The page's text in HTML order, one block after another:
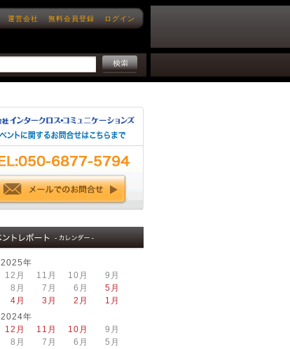
運営会社 無料会員登録 ログイン
2025年
12月
11月 10月
9月
8月
7月 6月
5月
4月
3月 2月
1月
2024年
12月
11月 10月
9月
8月
7月 6月
5月